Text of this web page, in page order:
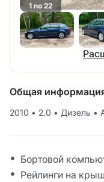
1 no 22
Общая
2010 • 2.0 • Дизель •
Бортовой
Рейлинги на